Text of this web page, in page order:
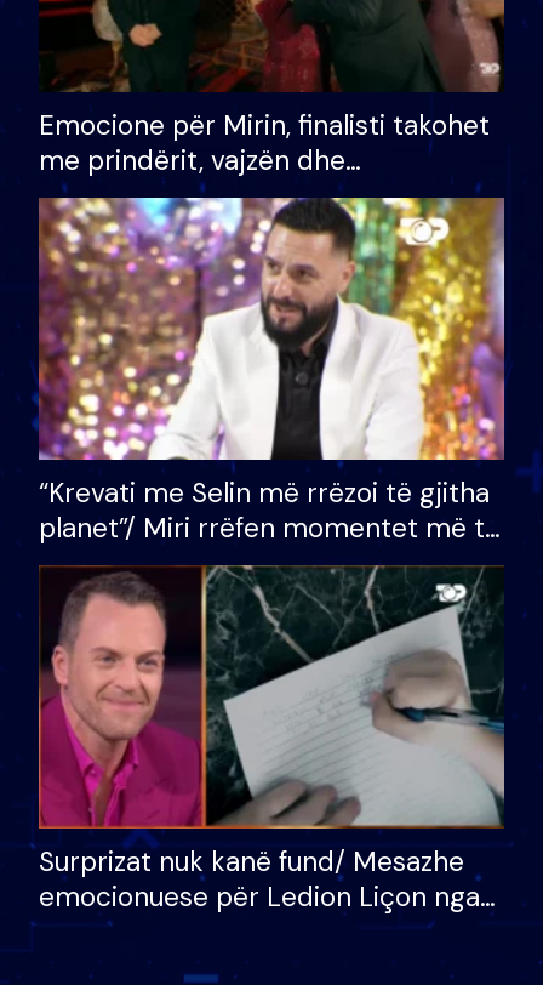
Emocione për Mirin, finalisti takohet
me prindërit, vajzën dhe
bashkëshorten: S’kemi ndonjë letër
divorci apo jo?
“Krevati me Selin më rrëzoi të gjitha
planet”/ Miri rrëfen momentet më të
bukura në shtëpinë e BB VIP: Do më
mungojë zilja e mëngjesit kur…
Surprizat nuk kanë fund/ Mesazhe
emocionuese për Ledion Liçon nga
nëna dhe fëmijët e tij, moderatori
nuk i mban dot lotët: Nuk meritoj…